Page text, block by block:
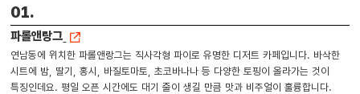
01.
파롤앤랑그
연남동에 위치한 파롤앤랑그는 직사각형 파이로 유명한 디저트 카페입니다. 바삭한
시트에 밤, 딸기, 홍시, 바질토마토, 초코바나나 등 다양한 토핑이 올라가는 것이
특징인데요. 평일 오픈 시간에도 대기 줄이 생길 만큼 맛과 비주얼이 훌륭합니다.